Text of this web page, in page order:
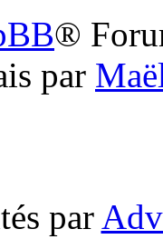
®
par
par